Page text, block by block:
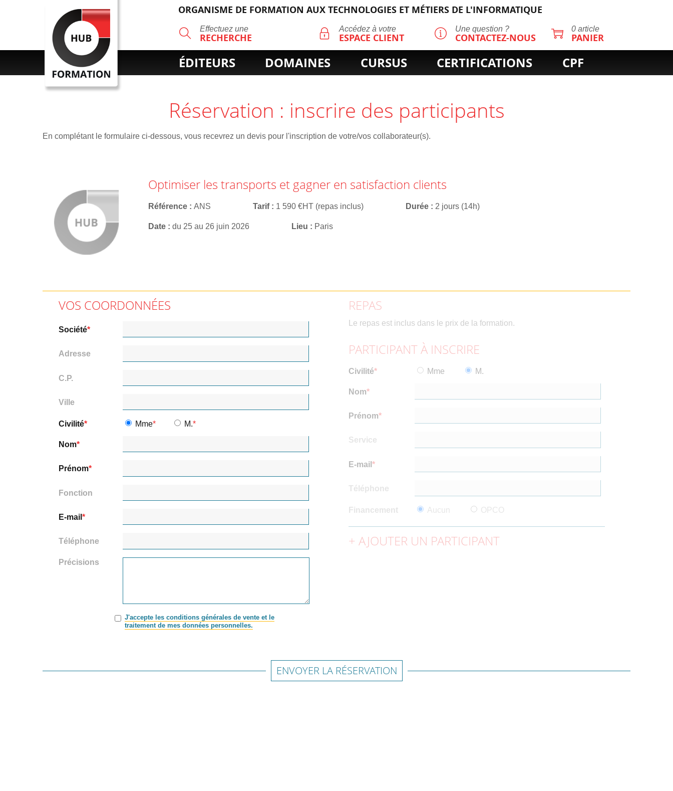
ORGANISME DE FORMATION AUX TECHNOLOGIES ET MÉTIERS DE L'INFORMATIQUE
Effectuez une
RECHERCHE
RECHERCHE Accédez à votre
ESPACE CLIENT
Une question ?
CONTACTEZ-NOUS
0 article
PANIER
ÉDITEURS DOMAINES CURSUS CERTIFICATIONS CPF
Réservation : inscrire des participants
En complétant le formulaire ci-dessous, vous recevrez un devis pour l'inscription de votre/vos collaborateur(s).
Optimiser les transports et gagner en satisfaction clients
Référence ANS Tarif 1 590 €HT (repas inclus) Durée 2 jours (14h)
Date du 25 au 26 juin 2026 Lieu Paris
VOS COORDONNÉES
Société
Adresse
C.P.
Ville
Civilité Mme M.
Nom
Prénom
Fonction
E-mail
Téléphone
Précisions
J'accepte les conditions générales de vente et le
traitement de mes données personnelles.
REPAS
Le repas est inclus dans le prix de la formation.
PARTICIPANT À INSCRIRE
Civilité Mme M.
Nom
Prénom
Service
E-mail
Téléphone
Financement Aucun OPCO
AJOUTER UN PARTICIPANT
ENVOYER LA RÉSERVATION